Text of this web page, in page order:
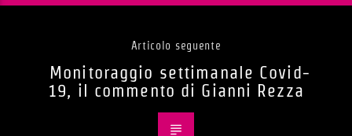
Articolo seguente
Monitoraggio settimanale Covid-
19, il commento di Gianni Rezza